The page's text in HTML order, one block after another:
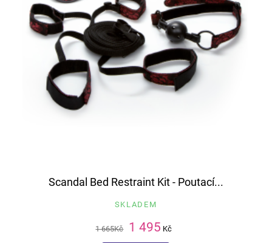
Scandal Bed Restraint Kit - Poutací...
SKLADEM
1 665Kč 1 495 Kč